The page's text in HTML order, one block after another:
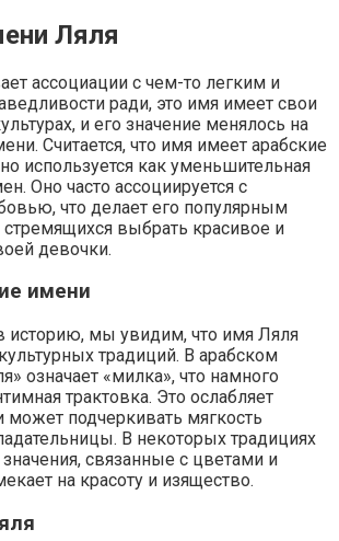
Ляля
ассоциации с чем-то легким и
ради, это имя имеет свои
и его значение менялось на
Считается, что имя имеет арабские
используется как уменьшительная
Оно часто ассоциируется с
что делает его популярным
стремящихся выбрать красивое и
девочки.
имени
историю, мы увидим, что имя Ляля
традиций. В арабском
означает «милка», что намного
трактовка. Это ослабляет
может подчеркивать мягкость
В некоторых традициях
связанные с цветами и
на красоту и изящество.